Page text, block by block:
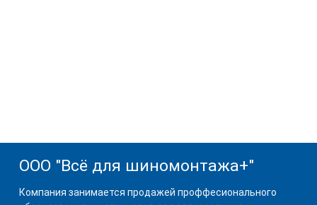
ООО "Всё для шиномонтажа+"
Компания занимается продажей проффесионального